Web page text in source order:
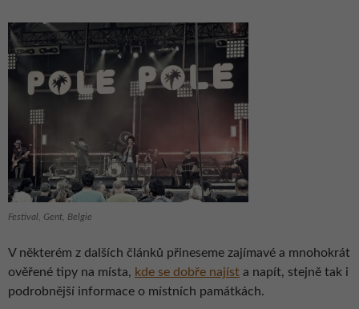
Festival, Gent, Belgie
V některém z dalších článků přineseme zajímavé a mnohokrát
ověřené tipy na místa, kde se dobře najíst a napít, stejně tak i
podrobnější informace o místních památkách.